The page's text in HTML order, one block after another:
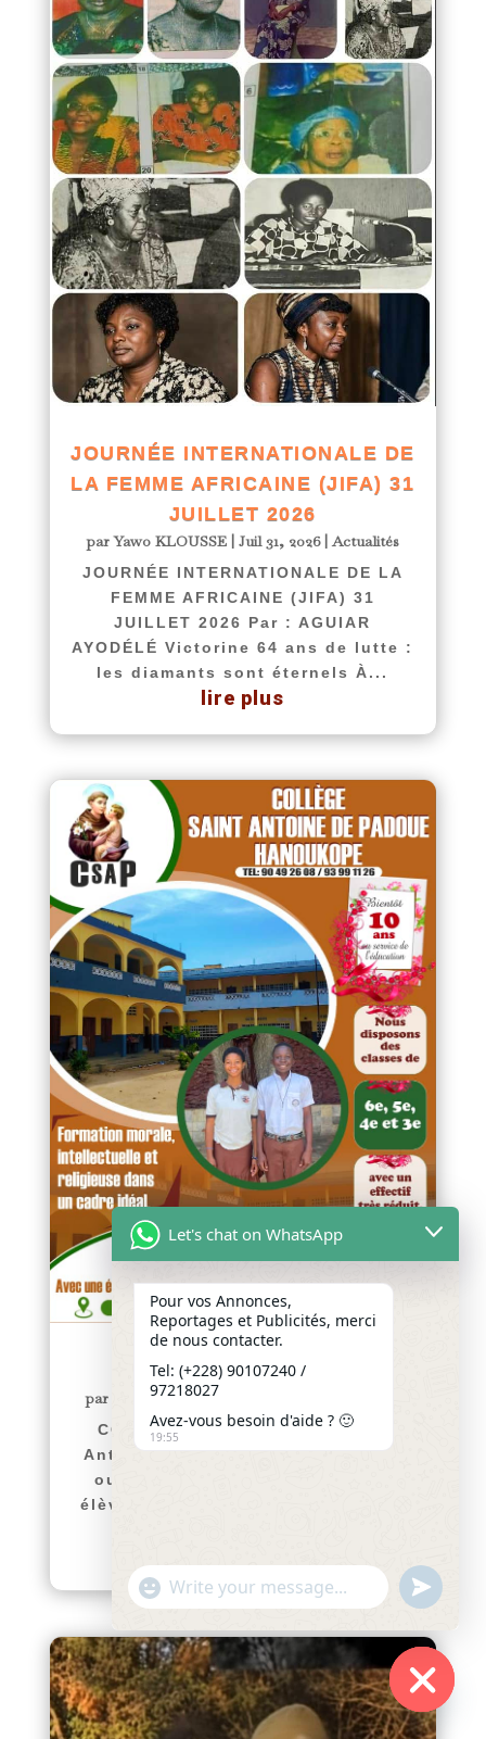
JOURNÉE INTERNATIONALE DE
LA FEMME AFRICAINE (JIFA) 31
JUILLET 2026
parYawo KLOUSSE |Juil 31, 2026|Actualités
JOURNÉE INTERNATIONALE DE LA
FEMME AFRICAINE (JIFA) 31
JUILLET 2026 Par : AGUIAR
AYODÉLÉ Victorine 64 ans de lutte :
les diamants sont éternels À...
lire plus
COMMUNIQUÉ
par Yawo KLOUSSE
COMMUNIQUÉ Le Collège Saint
Antoine de Padoue de Hanoukopé
ouvre ses portes aux nouveaux
élèves pour l’année scolaire 2026-
Hide
Let's chat on WhatsApp
Pour vos Annonces,
Reportages et Publicités, merci
de nous contacter.
Tel: (+228) 90107240 /
97218027
Avez-vous besoin d'aide ? 🙂
19:55
"+chaty_settings.lang.emoji_picker+"
WhatsApp
undefined